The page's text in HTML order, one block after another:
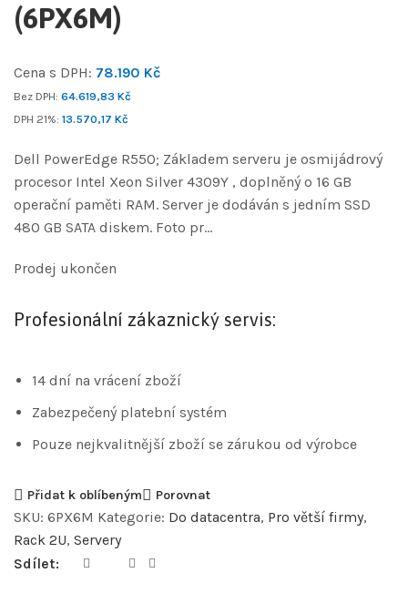
(6PX6M)
Cena s DPH: 78.190 Kč
Bez DPH: 64.619,83 Kč
DPH 21%: 13.570,17 Kč
Dell PowerEdge R550; Základem serveru je osmijádrový
procesor Intel Xeon Silver 4309Y , doplněný o 16 GB
operační paměti RAM. Server je dodáván s jedním SSD
480 GB SATA diskem. Foto pr…
Prodej ukončen
Profesionální zákaznický servis:
14 dní na vrácení zboží
Zabezpečený platební systém
Pouze nejkvalitnější zboží se zárukou od výrobce
Přidat k oblíbeným Porovnat
SKU: 6PX6M Kategorie: Do datacentra, Pro větší firmy,
Rack 2U, Servery
Sdílet: